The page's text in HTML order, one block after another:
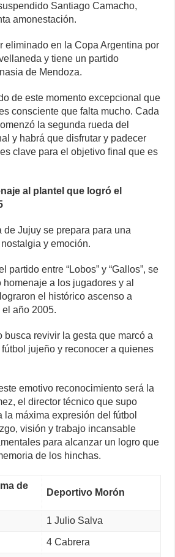
Santiago Camacho,
amonestación.
eliminado en la Copa Argentina por
y tiene un partido
de Mendoza.
de este momento excepcional que
consciente que falta mucho. Cada
la segunda rueda del
y habrá que disfrutar y padecer
clave para el objetivo final que es
al plantel que logró el
de Jujuy se prepara para una
y emoción.
partido entre “Lobos” y “Gallos”, se
a los jugadores y al
el histórico ascenso a
año 2005.
busca revivir la gesta que marcó a
jujeño y reconocer a quienes
emotivo reconocimiento será la
el director técnico que supo
la máxima expresión del fútbol
visión y trabajo incansable
para alcanzar un logro que
de los hinchas.
de
Deportivo Morón
1 Julio Salva
4 Cabrera